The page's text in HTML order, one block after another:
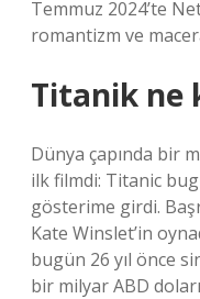
Temmuz 2024’te
romantizm ve
Titanik ne
Dünya çapında bir
ilk filmdi: Titanic
gösterime girdi.
Kate Winslet’in
bugün 26 yıl önce
bir milyar ABD